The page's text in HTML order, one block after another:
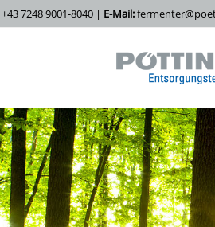
+43 7248 9001-8040 | E-Mail: